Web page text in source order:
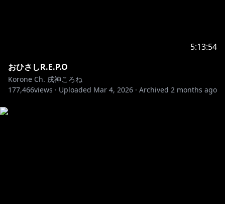
5:13:54
おひさしR.E.P.O
Korone Ch. 戌神ころね
177,466views · Uploaded Mar 4, 2026 · Archived 2 months ago